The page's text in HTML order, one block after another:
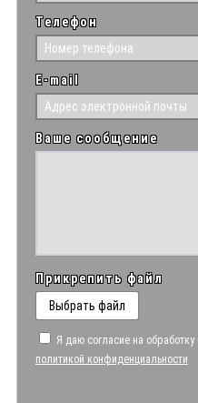
Телефон
E-mail
Ваше сообщение
Прикрепить файл
Выбрать файл
Я даю согласие на
политикой конфиденциальности